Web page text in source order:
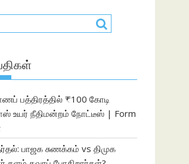
பத்திரத்தில் ₹100 கோடி
உயர் நீதிமன்றம் நோட்டீஸ் | Form
பாஜக சுணக்கம் vs திமுக